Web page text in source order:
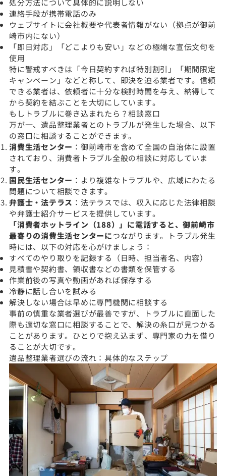
処分方法について具体的に説明しない
連絡手段が携帯電話のみ
ウェブサイトに会社概要や代表者情報がない（拠点が御前
崎市内にない）
「即日対応」「どこよりも安い」などの極端な宣伝文句を
使用
特に警戒すべきは「今日契約すれば特別割引」「期間限定
キャンペーン」などと称して、即決を迫る業者です。信頼
できる業者は、依頼者に十分な検討時間を与え、納得して
から契約を結ぶことを大切にしています。
もしトラブルに巻き込まれたら？相談窓口
万が一、遺品整理業者とのトラブルが発生した場合、以下
の窓口に相談することができます。
消費生活センター ：御前崎市を含めて全国の自治体に設置
されており、消費者トラブル全般の相談に対応していま
す。
国民生活センター ：より複雑なトラブルや、広域にわたる
問題について相談できます。
弁護士・法テラス ：法テラスでは、収入に応じた法律相談
や弁護士紹介サービスを提供しています。
「消費者ホットライン（188）」に電話すると、御前崎市
最寄りの消費生活センターにつながります。トラブル発生
時には、以下の対応を心がけましょう：
すべてのやり取りを記録する（日時、担当者名、内容）
見積書や契約書、領収書などの書類を保管する
作業前後の写真や動画があれば保存する
冷静に話し合いを試みる
解決しない場合は早めに専門機関に相談する
事前の慎重な業者選びが最善ですが、トラブルに直面した
際も適切な窓口に相談することで、解決の糸口が見つかる
ことがあります。ひとりで抱え込まず、専門家の力を借り
ることが大切です。
遺品整理業者選びの流れ：具体的なステップ